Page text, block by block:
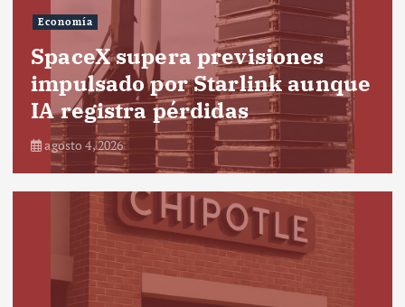
Economía
SpaceX supera previsiones
impulsado por Starlink aunque
IA registra pérdidas
agosto 4, 2026